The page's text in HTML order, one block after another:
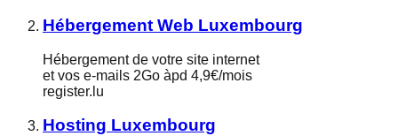
Hébergement Web Luxembourg
Hébergement de votre site internet
et vos e-mails 2Go àpd 4,9€/mois
register.lu
Hosting Luxembourg